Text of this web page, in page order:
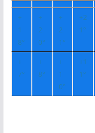
+
1
8°
+
2
0°
+
2
1°
+2
1°
+
7°
+
8°
+
1
0°
+1
1°